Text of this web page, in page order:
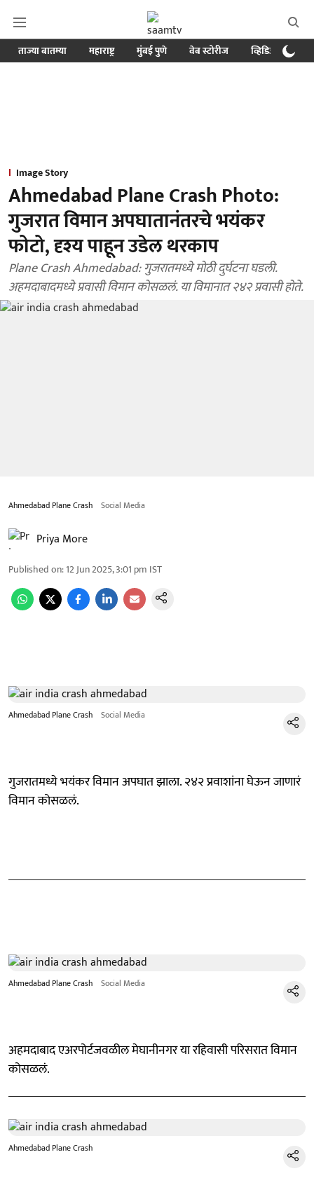
ताज्या बातम्या महाराष्ट्र मुंबई पुणे वेब स्टोरीज व्हिडिओ
Image Story
Ahmedabad Plane Crash Photo:
गुजरात विमान अपघातानंतरचे भयंकर
फोटो, दृश्य पाहून उडेल थरकाप
Plane Crash Ahmedabad: गुजरातमध्ये मोठी दुर्घटना घडली.
अहमदाबादमध्ये प्रवासी विमान कोसळलं. या विमानात २४२ प्रवासी होते.
Ahmedabad Plane Crash Social Media
Priya More
Published on:12 Jun 2025, 3:01 pm IST
Ahmedabad Plane Crash Social Media
गुजरातमध्ये भयंकर विमान अपघात झाला. २४२ प्रवाशांना घेऊन जाणारं
विमान कोसळलं.
Ahmedabad Plane Crash Social Media
अहमदाबाद एअरपोर्टजवळील मेघानीनगर या रहिवासी परिसरात विमान
कोसळलं.
Ahmedabad Plane Crash